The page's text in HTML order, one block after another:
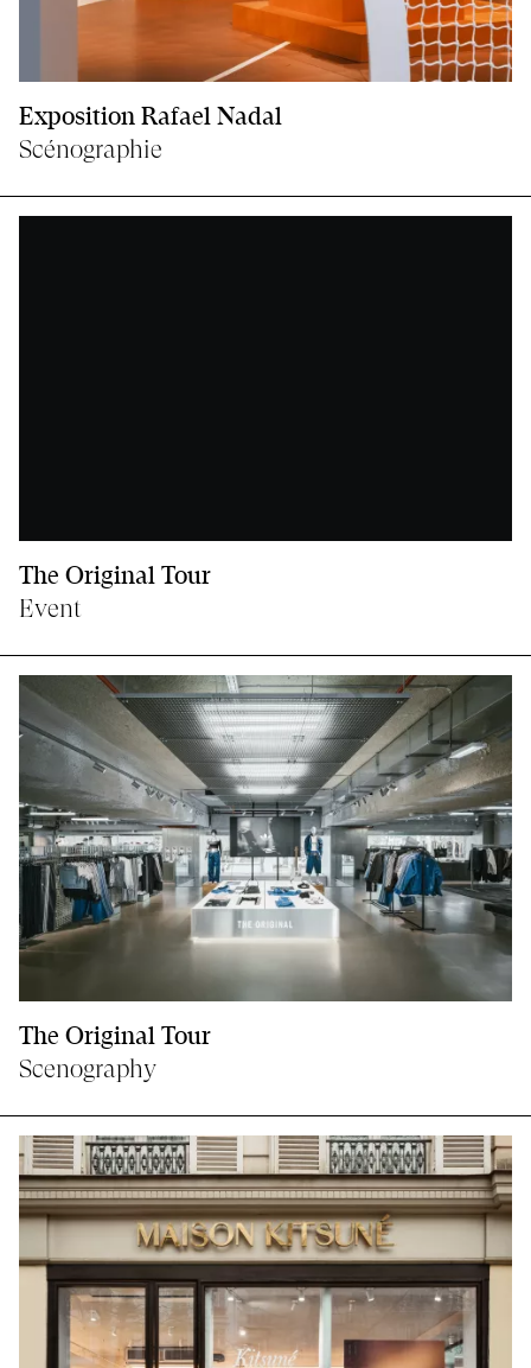
Exposition Rafael Nadal
Scénographie
The Original Tour
Event
The Original Tour
Scenography